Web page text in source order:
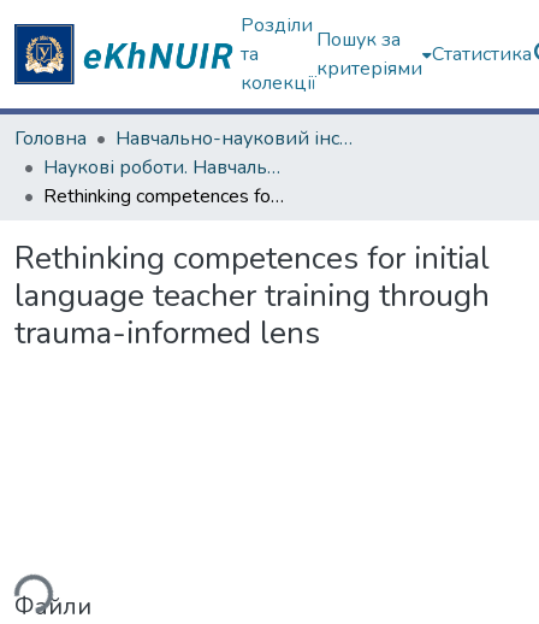
Розділи
та
колекції
Пошук за
критеріями
Статистика
Головна
Навчально-науковий інститут "Академія вчительства"
Наукові роботи. Навчально-науковий інститут "Академія вчительства"
Rethinking competences for initial language teacher training through trauma-informed lens
Rethinking competences for initial
language teacher training through
trauma-informed lens
Файли